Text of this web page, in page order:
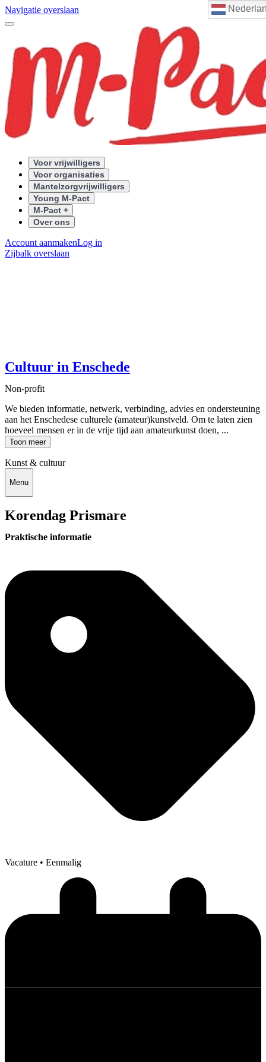
Navigatie overslaan
Voor vrijwilligers
Voor organisaties
Mantelzorgvrijwilligers
Young M-Pact
M-Pact +
Over ons
Account aanmakenLog in
Zijbalk overslaan
Cultuur in Enschede
Non-profit
We bieden informatie, netwerk, verbinding, advies en ondersteuning
aan het Enschedese culturele (amateur)kunstveld. Om te laten zien
hoeveel mensen er in de vrije tijd aan amateurkunst doen, ...
Toon meer
Kunst & cultuur
Menu
Korendag Prismare
Praktische informatie
Vacature • Eenmalig